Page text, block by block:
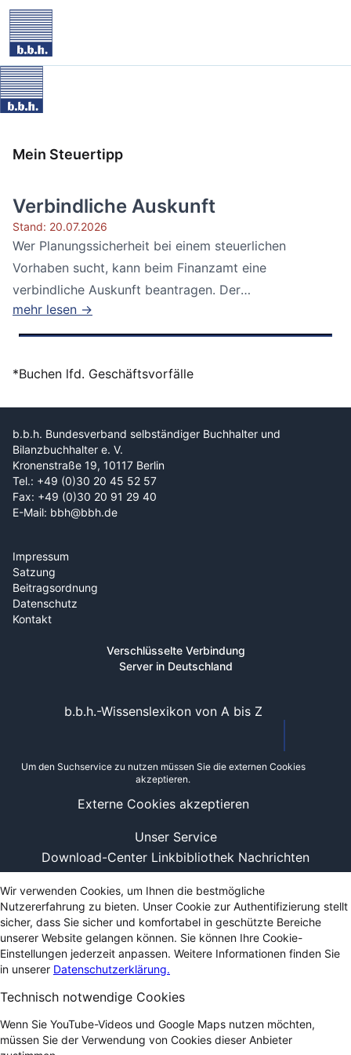
Mein Steuertipp
Verbindliche Auskunft
Stand: 20.07.2026
Wer Planungssicherheit bei einem steuerlichen
Vorhaben sucht, kann beim Finanzamt eine
verbindliche Auskunft beantragen. Der
Bundesfinanzhof...
mehr lesen →
*Buchen lfd. Geschäftsvorfälle
b.b.h. Bundesverband selbständiger Buchhalter und
Bilanzbuchhalter e. V.
Kronenstraße 19, 10117 Berlin
Tel.: +49 (0)30 20 45 52 57
Fax: +49 (0)30 20 91 29 40
E-Mail: bbh@bbh.de
Impressum
Satzung
Beitragsordnung
Datenschutz
Kontakt
Verschlüsselte Verbindung
Server in Deutschland
Unser Service
Download-Center Linkbibliothek Nachrichten
b.b.h.-Wissenslexikon von A bis Z
Um den Suchservice zu nutzen müssen Sie die externen Cookies
akzeptieren.
Externe Cookies akzeptieren
Wir verwenden Cookies, um Ihnen die bestmögliche
Nutzererfahrung zu bieten. Unser Cookie zur Authentifizierung stellt
sicher, dass Sie sicher und komfortabel in geschützte Bereiche
unserer Website gelangen können. Sie können Ihre Cookie-
Einstellungen jederzeit anpassen. Weitere Informationen finden Sie
in unserer Datenschutzerklärung.
Technisch notwendige Cookies
Wenn Sie YouTube-Videos und Google Maps nutzen möchten,
müssen Sie der Verwendung von Cookies dieser Anbieter